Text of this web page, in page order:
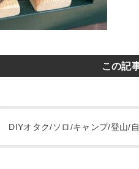
この記
DIYオタク/ソロ/キャンプ/登山/